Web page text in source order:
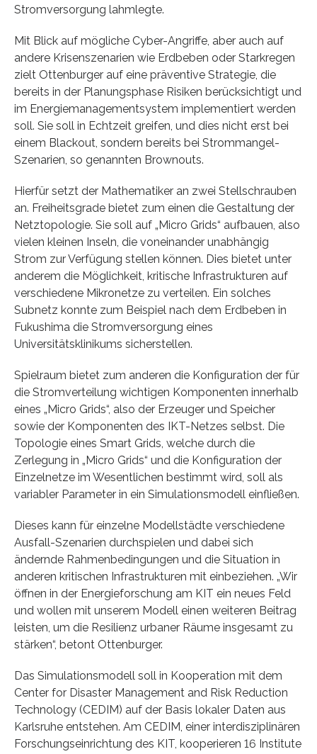
Stromversorgung lahmlegte.
Mit Blick auf mögliche Cyber-Angriffe, aber auch auf
andere Krisenszenarien wie Erdbeben oder Starkregen
zielt Ottenburger auf eine präventive Strategie, die
bereits in der Planungsphase Risiken berücksichtigt und
im Energiemanagementsystem implementiert werden
soll. Sie soll in Echtzeit greifen, und dies nicht erst bei
einem Blackout, sondern bereits bei Strommangel-
Szenarien, so genannten Brownouts.
Hierfür setzt der Mathematiker an zwei Stellschrauben
an. Freiheitsgrade bietet zum einen die Gestaltung der
Netztopologie. Sie soll auf „Micro Grids“ aufbauen, also
vielen kleinen Inseln, die voneinander unabhängig
Strom zur Verfügung stellen können. Dies bietet unter
anderem die Möglichkeit, kritische Infrastrukturen auf
verschiedene Mikronetze zu verteilen. Ein solches
Subnetz konnte zum Beispiel nach dem Erdbeben in
Fukushima die Stromversorgung eines
Universitätsklinikums sicherstellen.
Spielraum bietet zum anderen die Konfiguration der für
die Stromverteilung wichtigen Komponenten innerhalb
eines „Micro Grids“, also der Erzeuger und Speicher
sowie der Komponenten des IKT-Netzes selbst. Die
Topologie eines Smart Grids, welche durch die
Zerlegung in „Micro Grids“ und die Konfiguration der
Einzelnetze im Wesentlichen bestimmt wird, soll als
variabler Parameter in ein Simulationsmodell einfließen.
Dieses kann für einzelne Modellstädte verschiedene
Ausfall-Szenarien durchspielen und dabei sich
ändernde Rahmenbedingungen und die Situation in
anderen kritischen Infrastrukturen mit einbeziehen. „Wir
öffnen in der Energieforschung am KIT ein neues Feld
und wollen mit unserem Modell einen weiteren Beitrag
leisten, um die Resilienz urbaner Räume insgesamt zu
stärken“, betont Ottenburger.
Das Simulationsmodell soll in Kooperation mit dem
Center for Disaster Management and Risk Reduction
Technology (CEDIM) auf der Basis lokaler Daten aus
Karlsruhe entstehen. Am CEDIM, einer interdisziplinären
Forschungseinrichtung des KIT, kooperieren 16 Institute